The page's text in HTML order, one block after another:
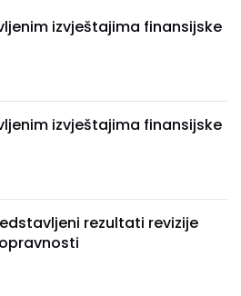
izvještajima finansijske
izvještajima finansijske
rezultati revizije